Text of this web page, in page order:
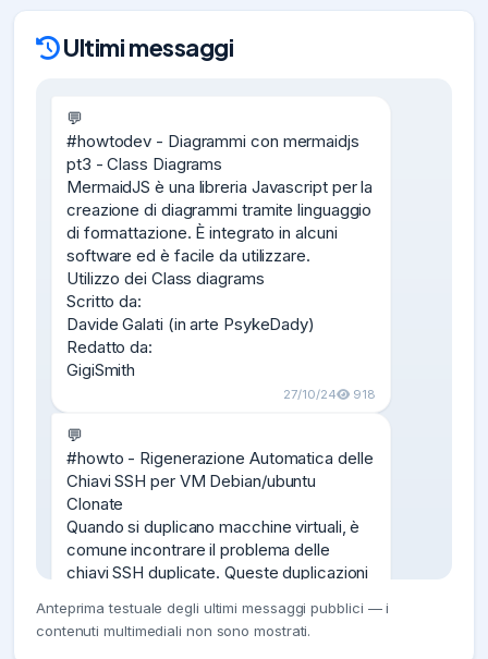
Ultimi messaggi
💬
#howtodev - Diagrammi con mermaidjs
pt3 - Class Diagrams
MermaidJS è una libreria Javascript per la
creazione di diagrammi tramite linguaggio
di formattazione. È integrato in alcuni
software ed è facile da utilizzare.
Utilizzo dei Class diagrams
Scritto da:
Davide Galati (in arte PsykeDady)
Redatto da:
GigiSmith
27/10/24 918
💬
#howto - Rigenerazione Automatica delle
Chiavi SSH per VM Debian/ubuntu
Clonate
Quando si duplicano macchine virtuali, è
comune incontrare il problema delle
chiavi SSH duplicate. Queste duplicazioni
sicurezza durante le connessioni SSH.
Questo articolo fornisce una soluzione
Anteprima testuale degli ultimi messaggi pubblici — i
contenuti multimediali non sono mostrati.